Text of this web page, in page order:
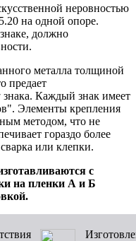
неровностью
на одной опоре.
должно
металла толщиной
предает
знака. Каждый знак имеет
Элементы крепления
методом, что не
гораздо более
или клепки.
с
на пленки А и Б